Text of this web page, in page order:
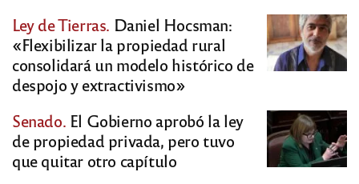
Ley de Tierras. Daniel Hocsman:
«Flexibilizar la propiedad rural
consolidará un modelo histórico de
despojo y extractivismo»
Senado. El Gobierno aprobó la ley
de propiedad privada, pero tuvo
que quitar otro capítulo